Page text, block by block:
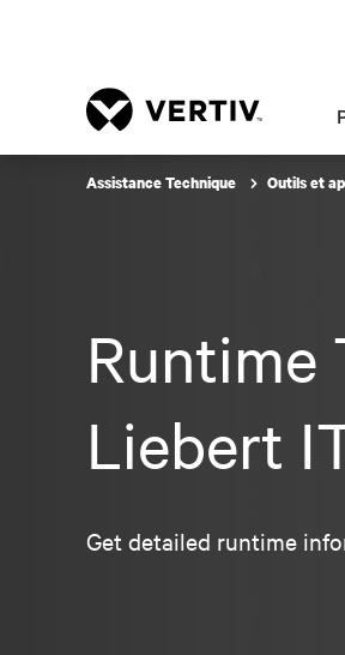
Assistance Technique Outils et
Runtime
Liebert
Get detailed runtime